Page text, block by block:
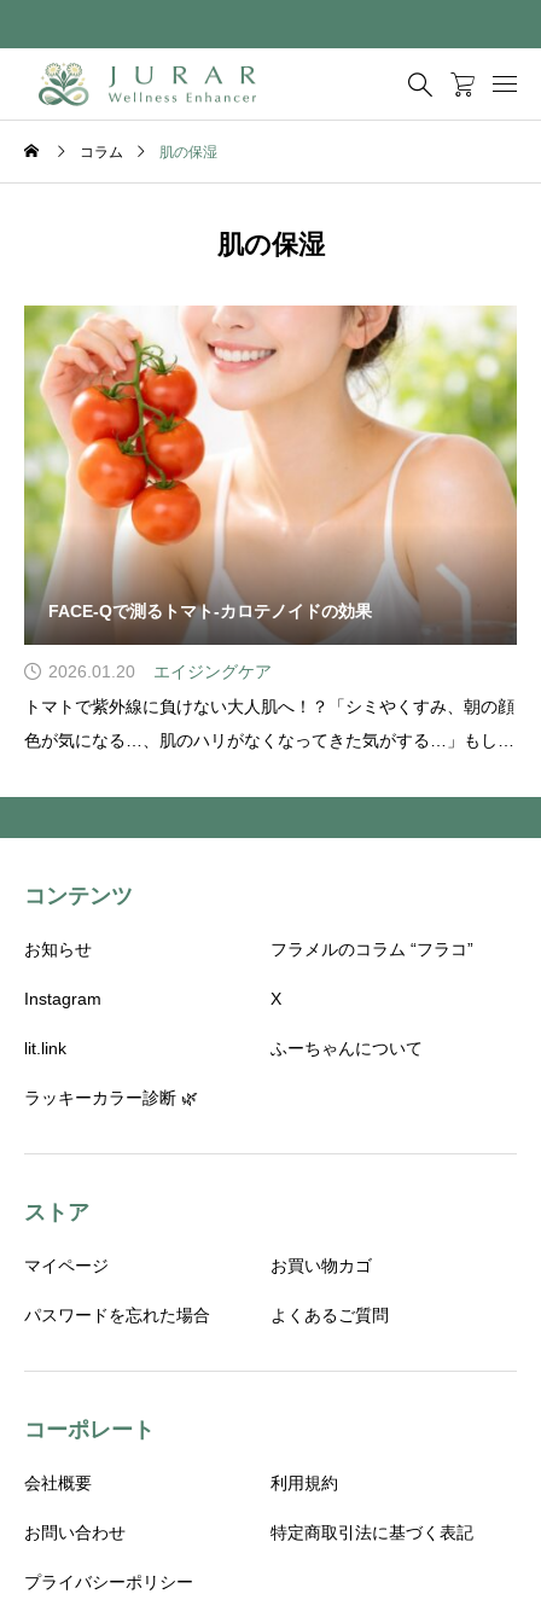
コラム 肌の保湿
肌の保湿
FACE-Qで測るトマト-カロテノイドの効果
2026.01.20
エイジングケア
トマトで紫外線に負けない大人肌へ！？「シミやくすみ、朝の顔
色が気になる…、肌のハリがなくなってきた気がする…」もしか
きな原因よく知られていることですが、紫外線を浴
コンテンツ
お知らせ フラメルのコラム “フラコ”
Instagram X
lit.link ふーちゃんについて
ラッキーカラー診断 🌿
ストア
マイページ お買い物カゴ
パスワードを忘れた場合 よくあるご質問
コーポレート
会社概要 利用規約
お問い合わせ 特定商取引法に基づく表記
プライバシーポリシー